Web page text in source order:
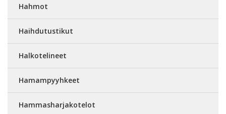
Hahmot
Haihdutustikut
Halkotelineet
Hamampyyhkeet
Hammasharjakotelot